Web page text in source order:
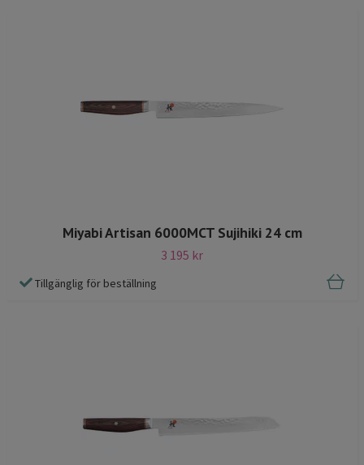
Miyabi Artisan 6000MCT Sujihiki 24 cm
3 195 kr
Tillgänglig för beställning